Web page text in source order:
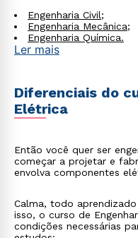
Engenharia Civil;
Engenharia Mecânica;
Engenharia Química.
Ler mais
Diferenciais do
Elétrica
Então você quer ser
começar a projetar e
envolva componentes
Calma, todo
isso, o curso de
condições necessárias